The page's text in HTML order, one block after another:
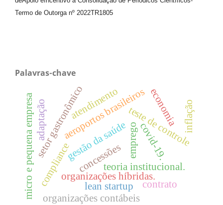
Termo de Outorga nº 2022TR1805
Palavras-chave
covid-19.
concessões
aeroportos brasileiros
organizações híbridas.
teoria institucional.
teste de controle
compliance lean startup
setor gastronômico
micro e pequena empresaadaptação gestão da saúde
atendimento
organizações contábeis
economia
emprego
contrato
inflação